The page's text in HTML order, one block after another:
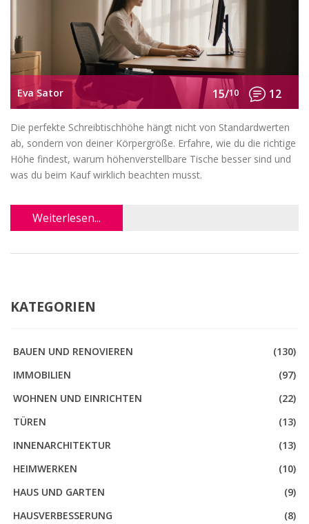
Eva Sator 15/10 12
Die perfekte Schreibtischhöhe hängt nicht von Standardwerten
ab, sondern von deiner Körpergröße. Erfahre, wie du die richtige
Höhe findest, warum höhenverstellbare Tische besser sind und
was du beim Kauf wirklich beachten musst.
Weiterlesen...
KATEGORIEN
BAUEN UND RENOVIEREN
(130)
IMMOBILIEN
(97)
WOHNEN UND EINRICHTEN
(22)
TÜREN
(13)
INNENARCHITEKTUR
(13)
HEIMWERKEN
(10)
HAUS UND GARTEN
(9)
HAUSVERBESSERUNG
(8)